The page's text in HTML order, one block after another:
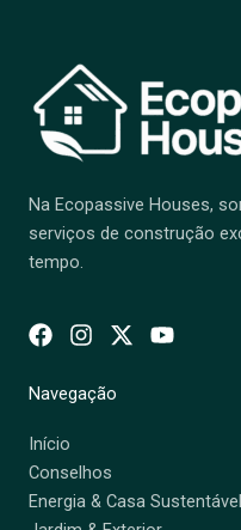
Na Ecopassive Houses,
serviços de construção
tempo.
Navegação
Início
Conselhos
Energia & Casa Sustentável